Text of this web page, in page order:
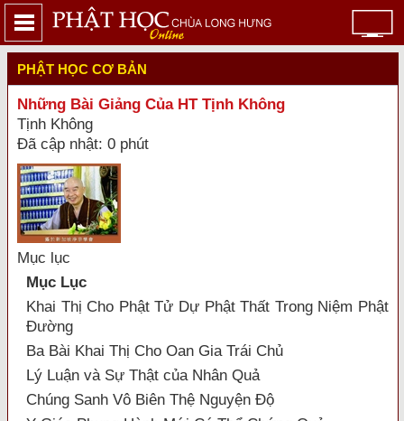
PHẬT HỌC CƠ BẢN
Những Bài Giảng Của HT Tịnh Không
Tịnh Không
Đã cập nhật: 0 phút
Mục lục
Mục Lục
Khai Thị Cho Phật Tử Dự Phật Thất Trong Niệm Phật
Ðường
Ba Bài Khai Thị Cho Oan Gia Trái Chủ
Lý Luận và Sự Thật của Nhân Quả
Chúng Sanh Vô Biên Thệ Nguyện Độ